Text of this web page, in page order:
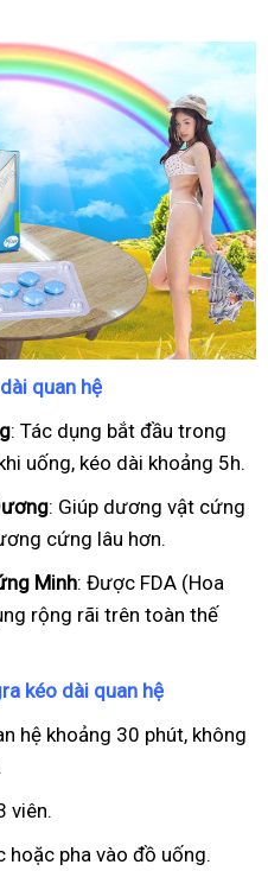
quan hệ
: Tác dụng bắt đầu trong
uống, kéo dài khoảng 5h.
: Giúp dương vật cứng
cứng lâu hơn.
Minh: Được FDA (Hoa
rộng rãi trên toàn thế
kéo dài quan hệ
hệ khoảng 30 phút, không
viên.
hoặc pha vào đồ uống.